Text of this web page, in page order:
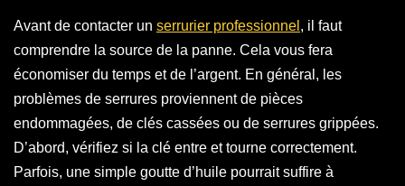
Avant de contacter un serrurier professionnel , il faut
comprendre la source de la panne. Cela vous fera
économiser du temps et de l’argent. En général, les
problèmes de serrures proviennent de pièces
endommagées, de clés cassées ou de serrures grippées.
D’abord, vérifiez si la clé entre et tourne correctement.
Parfois, une simple goutte d’huile pourrait suffire à